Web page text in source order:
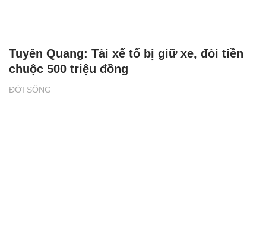
ĐỜI SỐNG
Tuyên Quang: Tài xế tố bị giữ xe, đòi tiền
chuộc 500 triệu đồng